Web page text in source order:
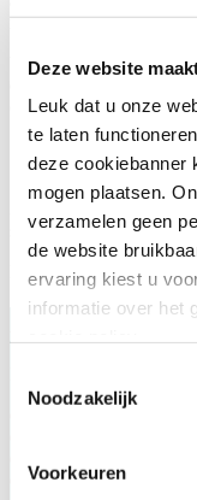
Deze website
Leuk dat u onze
te laten
deze cookiebanner
mogen plaatsen.
verzamelen geen
de website
ervaring kiest u
informatie over het
Noodzakelijk
Voorkeuren
na de cursus continu
Verder krijgt u met
dossiers,digitale
commentaar en
Studiepunten
Studiepunten en -uren:
studie-uren rekenen.
BP Studieuren
Aanmelden
23 november 2026
€ 845,-